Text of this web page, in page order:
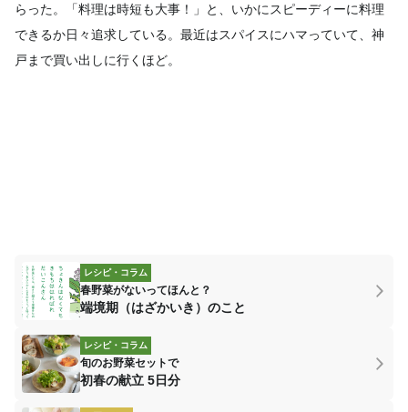
らった。「料理は時短も大事！」と、いかにスピーディーに料理
できるか日々追求している。最近はスパイスにハマっていて、神
戸まで買い出しに行くほど。
レシピ・コラム
春野菜がないってほんと？
端境期（はざかいき）のこと
レシピ・コラム
旬のお野菜セットで
初春の献立 5日分